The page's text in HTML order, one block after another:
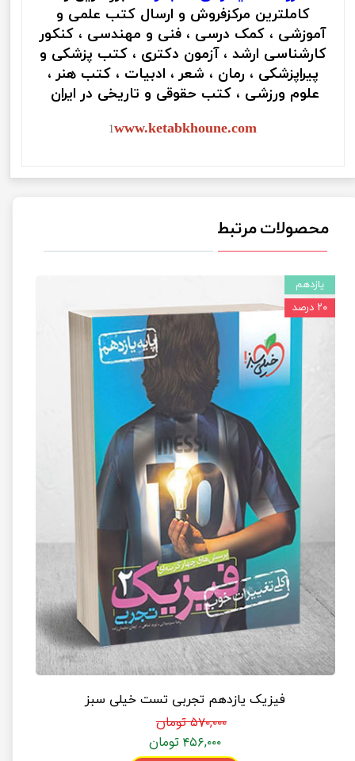
کاملترین مرکزفروش و ارسال کتب علمی و
آموزشی ، کمک درسی ، فنی و مهندسی ، کنکور
کارشناسی ارشد ، آزمون دکتری ، کتب پزشکی و
پیراپزشکی ، رمان ، شعر ، ادبیات ، کتب هنر ،
علوم ورزشی ، کتب حقوقی و تاریخی در ایران
1www.ketabkhoune.com
محصولات مرتبط
فیزیک یازدهم تجربی تست خیلی سبز
۵۷۰,۰۰۰ تومان
۴۵۶,۰۰۰ تومان
یازدهم
۲۰ درصد